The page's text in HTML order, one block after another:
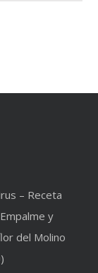
– Receta
y
del Molino